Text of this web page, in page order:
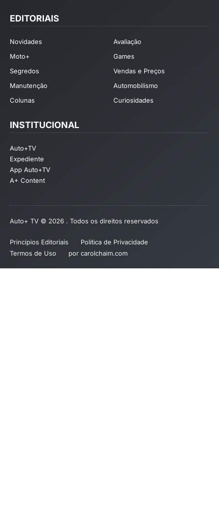
EDITORIAIS
Novidades
Avaliação
Moto+
Games
Segredos
Vendas e Preços
Manutenção
Automobilismo
Colunas
Curiosidades
INSTITUCIONAL
Auto+TV
Expediente
App Auto+TV
A+ Content
Auto+ TV © 2026 . Todos os direitos reservados
Princípios Editoriais
Política de Privacidade
Termos de Uso
por carolchaim.com